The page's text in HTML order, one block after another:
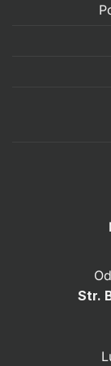
Str.